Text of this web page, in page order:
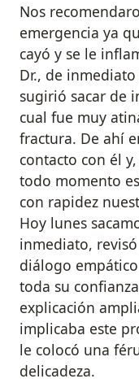
Nos
emergencia ya
cayó y se le
Dr., de
sugirió sacar de
cual fue muy
fractura. De ahí
contacto con él
todo momento
con rapidez
Hoy lunes
inmediato,
diálogo
toda su
explicación
implicaba este
le colocó una
delicadeza.